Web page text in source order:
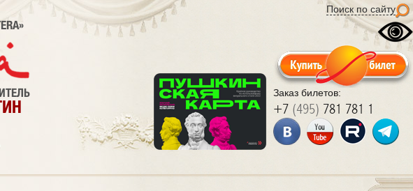
Поиск по сайту
Заказ билетов:
+7 (495) 781 781 1